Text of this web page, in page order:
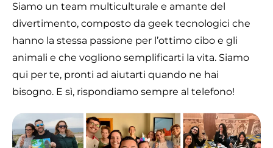
Siamo un team multiculturale e amante del
divertimento, composto da geek tecnologici che
hanno la stessa passione per l’ottimo cibo e gli
animali e che vogliono semplificarti la vita. Siamo
qui per te, pronti ad aiutarti quando ne hai
bisogno. E sì, rispondiamo sempre al telefono!